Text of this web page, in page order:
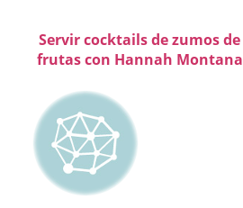
Servir cocktails de zumos de
frutas con Hannah Montana